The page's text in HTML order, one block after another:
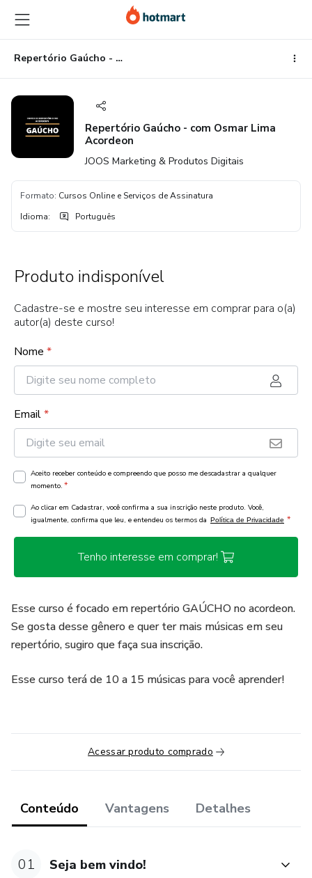
para
o
conteúdo
principal
para
o
pagamento
para
o
rodapé
Repertório Gaúcho - com Osmar Lima Acordeon
Repertório Gaúcho - com Osmar Lima
Acordeon
JOOS Marketing & Produtos Digitais
Formato: Cursos Online e Serviços de Assinatura
Idioma: Português
Produto indisponível
Cadastre-se e mostre seu interesse em comprar para o(a)
autor(a) deste curso!
Nome *
Email*
Aceito receber conteúdo e compreendo que posso me descadastrar a qualquer
momento. *
Ao clicar em Cadastrar, você confirma a sua inscrição neste produto. Você,
igualmente, confirma que leu, e entendeu os termos da Política de Privacidade *
Tenho interesse em comprar!
Esse curso é focado em repertório GAÚCHO no acordeon.
Se gosta desse gênero e quer ter mais músicas em seu
repertório, sugiro que faça sua inscrição.
Esse curso terá de 10 a 15 músicas para você aprender!
Acessar produto comprado
Conteúdo Vantagens Detalhes
01 Seja bem vindo!